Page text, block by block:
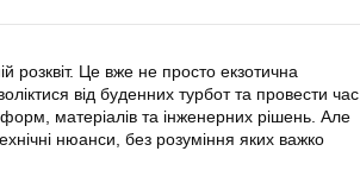
розквіт. Це вже не просто екзотична
від буденних турбот та провести час
матеріалів та інженерних рішень. Але
нюанси, без розуміння яких важко